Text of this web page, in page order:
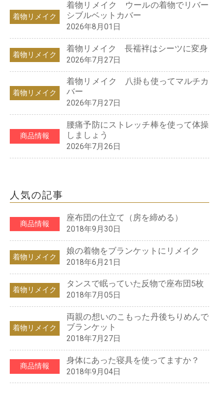
着物リメイク
着物リメイク ウールの着物でリバー
シブルベットカバー
2026年8月01日
着物リメイク
着物リメイク 長襦袢はシーツに変身
2026年7月27日
着物リメイク
着物リメイク 八掛も使ってマルチカ
バー
2026年7月27日
商品情報
腰痛予防にストレッチ棒を使って体操
しましょう
2026年7月26日
人気の記事
商品情報
座布団の仕立て（房を締める）
2018年9月30日
着物リメイク
娘の着物をブランケットにリメイク
2018年6月21日
着物リメイク
タンスで眠っていた反物で座布団5枚
2018年7月05日
着物リメイク
両親の想いのこもった丹後ちりめんで
ブランケット
2018年7月27日
商品情報
身体にあった寝具を使ってますか？
2018年9月04日